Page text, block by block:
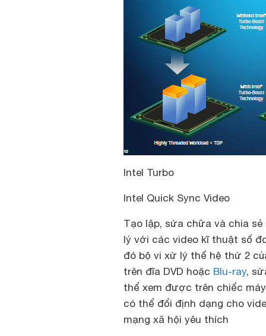
Intel Turbo
Intel Quick Sync Video
Tạo lập, sửa chữa và chia
lý với các video kĩ thuật số
đó bộ vi xử lý thế hệ thứ 2
trên đĩa DVD hoặc Blu-ray,
thể xem được trên chiếc
có thể đổi định dạng cho
mạng xã hội yêu thích